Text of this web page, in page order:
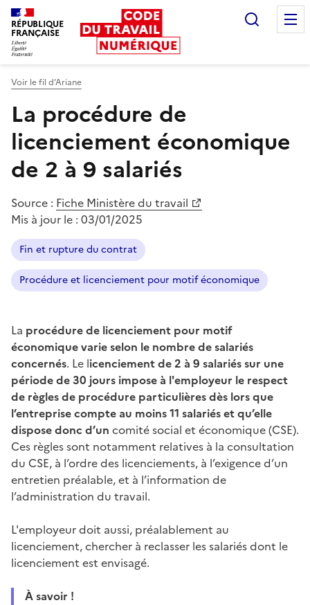
RÉPUBLIQUE
FRANÇAISE
Voir le fil d’Ariane
La procédure de
licenciement économique
de 2 à 9 salariés
Source : Fiche Ministère du travail
Mis à jour le : 03/01/2025
Fin et rupture du contrat
Procédure et licenciement pour motif économique
La procédure de licenciement pour motif
économique varie selon le nombre de salariés
concernés. Le licenciement de 2 à 9 salariés sur une
période de 30 jours impose à l'employeur le respect
de règles de procédure particulières dès lors que
l’entreprise compte au moins 11 salariés et qu’elle
dispose donc d’un comité social et économique (CSE).
Ces règles sont notamment relatives à la consultation
du CSE, à l’ordre des licenciements, à l’exigence d’un
entretien préalable, et à l’information de
l’administration du travail.
L'employeur doit aussi, préalablement au
licenciement, chercher à reclasser les salariés dont le
licenciement est envisagé.
À savoir !